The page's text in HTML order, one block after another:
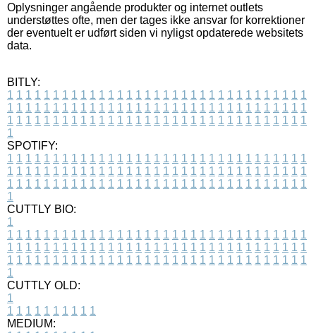
Oplysninger angående produkter og internet outlets
understøttes ofte, men der tages ikke ansvar for korrektioner
der eventuelt er udført siden vi nyligst opdaterede websitets
data.
BITLY:
1 1 1 1 1 1 1 1 1 1 1 1 1 1 1 1 1 1 1 1 1 1 1 1 1 1 1 1 1 1 1 1 1
1 1 1 1 1 1 1 1 1 1 1 1 1 1 1 1 1 1 1 1 1 1 1 1 1 1 1 1 1 1 1 1 1
1 1 1 1 1 1 1 1 1 1 1 1 1 1 1 1 1 1 1 1 1 1 1 1 1 1 1 1 1 1 1 1 1
1
SPOTIFY:
1 1 1 1 1 1 1 1 1 1 1 1 1 1 1 1 1 1 1 1 1 1 1 1 1 1 1 1 1 1 1 1 1
1 1 1 1 1 1 1 1 1 1 1 1 1 1 1 1 1 1 1 1 1 1 1 1 1 1 1 1 1 1 1 1 1
1 1 1 1 1 1 1 1 1 1 1 1 1 1 1 1 1 1 1 1 1 1 1 1 1 1 1 1 1 1 1 1 1
1
CUTTLY BIO:
1
1 1 1 1 1 1 1 1 1 1 1 1 1 1 1 1 1 1 1 1 1 1 1 1 1 1 1 1 1 1 1 1 1
1 1 1 1 1 1 1 1 1 1 1 1 1 1 1 1 1 1 1 1 1 1 1 1 1 1 1 1 1 1 1 1 1
1 1 1 1 1 1 1 1 1 1 1 1 1 1 1 1 1 1 1 1 1 1 1 1 1 1 1 1 1 1 1 1 1
1
CUTTLY OLD:
1
1 1 1 1 1 1 1 1 1 1
MEDIUM: